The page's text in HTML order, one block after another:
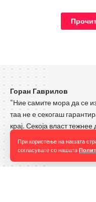
При користење на нашата
согласувате со нашата
МИА
Горан Гаврилов
“Ние самите мора да се
таа не е секогаш
крај. Секоја власт
и слободата на
оневозможиме тоа”